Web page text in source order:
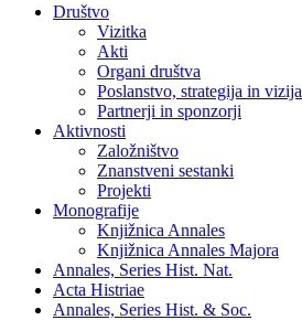
Društvo
Vizitka
Akti
Organi društva
Poslanstvo, strategija in vizija
Partnerji in sponzorji
Aktivnosti
Založništvo
Znanstveni sestanki
Projekti
Monografije
Knjižnica Annales
Knjižnica Annales Majora
Annales, Series Hist. Nat.
Acta Histriae
Annales, Series Hist. & Soc.